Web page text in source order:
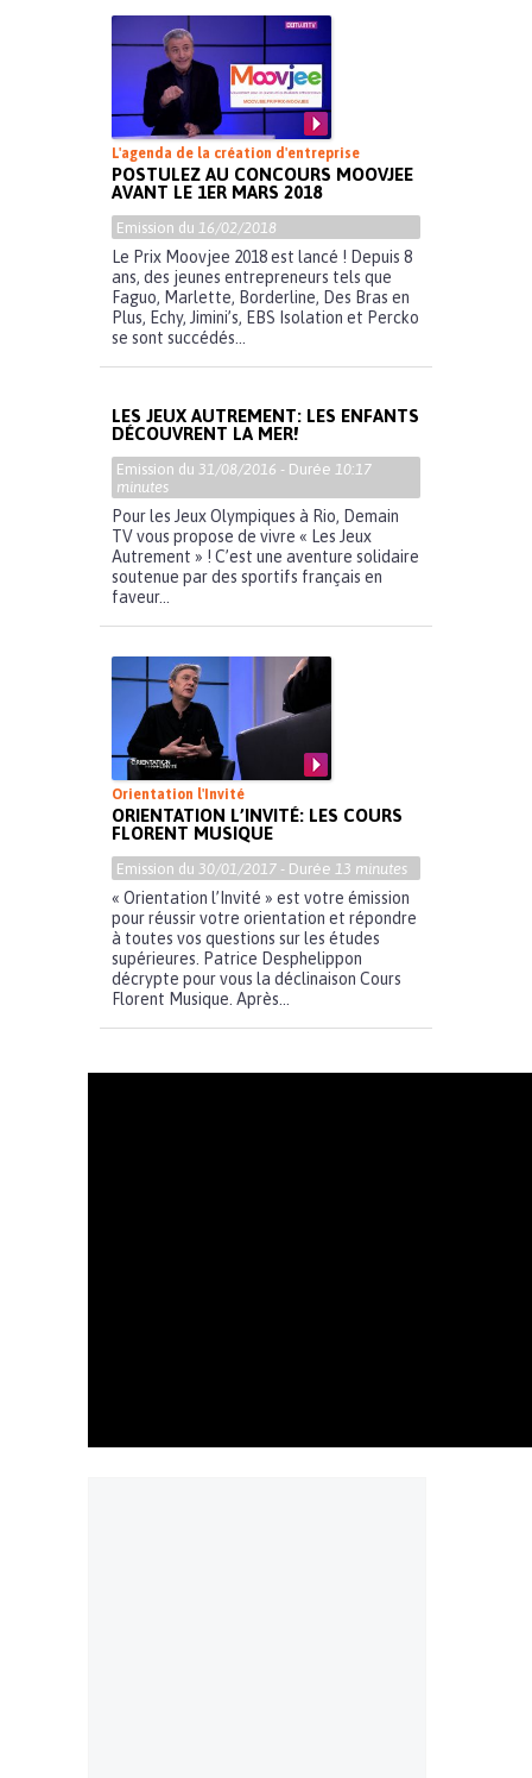
L'agenda de la création d'entreprise
POSTULEZ AU CONCOURS MOOVJEE
AVANT LE 1ER MARS 2018
Emission du 16/02/2018
Le Prix Moovjee 2018 est lancé ! Depuis 8
ans, des jeunes entrepreneurs tels que
Faguo, Marlette, Borderline, Des Bras en
Plus, Echy, Jimini’s, EBS Isolation et Percko
se sont succédés...
LES JEUX AUTREMENT: LES ENFANTS
DÉCOUVRENT LA MER!
Emission du 31/08/2016 - Durée 10:17
minutes
Pour les Jeux Olympiques à Rio, Demain
TV vous propose de vivre « Les Jeux
Autrement » ! C’est une aventure solidaire
soutenue par des sportifs français en
faveur...
Orientation l'Invité
ORIENTATION L’INVITÉ: LES COURS
FLORENT MUSIQUE
Emission du 30/01/2017 - Durée 13 minutes
« Orientation l’Invité » est votre émission
pour réussir votre orientation et répondre
à toutes vos questions sur les études
supérieures. Patrice Desphelippon
décrypte pour vous la déclinaison Cours
Florent Musique. Après...